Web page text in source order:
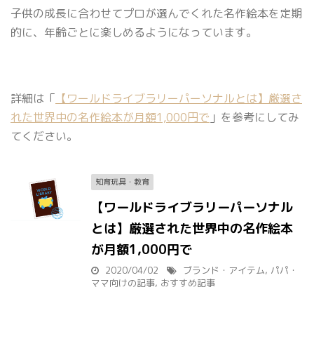
子供の成長に合わせてプロが選んでくれた名作絵本を定期
的に、年齢ごとに楽しめるようになっています。
詳細は「 【ワールドライブラリーパーソナルとは】厳選さ
れた世界中の名作絵本が月額1,000円で 」を参考にしてみ
てください。
知育玩具・教育
【ワールドライブラリーパーソナル
とは】厳選された世界中の名作絵本
が月額1,000円で
2020/04/02 ブランド・アイテム, パパ・
ママ向けの記事, おすすめ記事